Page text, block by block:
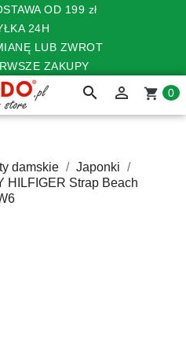
OD 199 zł
24H
LUB ZWROT
ZAKUPY
search  shopping_cart 0
damskie
Japonki
HILFIGER Strap Beach